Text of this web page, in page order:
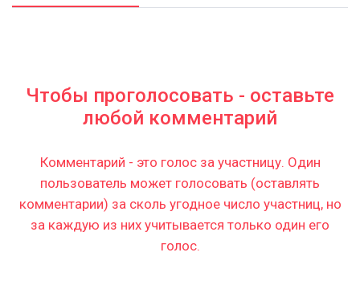
Чтобы проголосовать - оставьте
любой комментарий
Комментарий - это голос за участницу. Один
пользователь может голосовать (оставлять
комментарии) за сколь угодное число участниц, но
за каждую из них учитывается только один его
голос.